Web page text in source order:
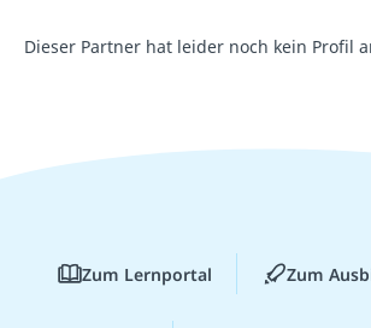
Dieser Partner hat leider noch kein Profil
Zum Lernportal Zum